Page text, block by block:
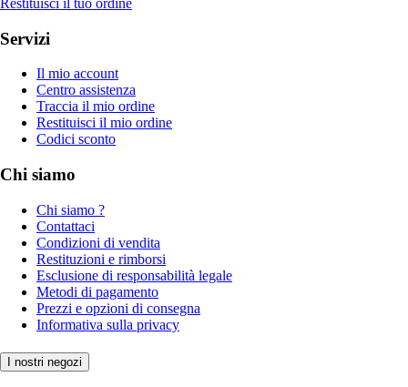
Restituisci il tuo ordine
Servizi
Il mio account
Centro assistenza
Traccia il mio ordine
Restituisci il mio ordine
Codici sconto
Chi siamo
Chi siamo ?
Contattaci
Condizioni di vendita
Restituzioni e rimborsi
Esclusione di responsabilità legale
Metodi di pagamento
Prezzi e opzioni di consegna
Informativa sulla privacy
I nostri negozi